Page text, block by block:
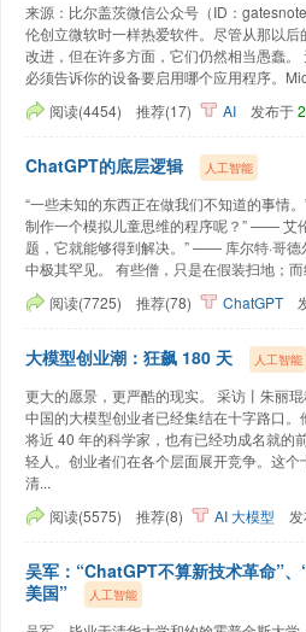
来源：比尔盖茨微信公众号（ID：
伦创立微软时一样热爱软件。尽管从那以
改进，但在许多方面，它们仍然相当愚蠢
必须告诉你的设备要启用哪个应用程序。
阅读(4454)
推荐(17) AI 发布于
ChatGPT的底层逻辑 人工智能
“一些未知的东西正在做我们不知道的事情
制作一个模拟儿童思维的程序呢？” —— 艾
题，它就能够得到解决。” —— 库尔特·哥
中极其罕见。 有些僧，只是在假装扫地；而
阅读(7725)
推荐(78) ChatGPT
大模型创业潮：狂飙 180 天 人工智能
更大的愿景，更严酷的现实。 采访丨朱丽
中国的大模型创业者已经集结在十字路口
将近 40 年的科学家，也有已经功成名就的
轻人。创业者们在各个层面展开竞争。这
清...
阅读(5575)
推荐(8) AI 大模型
吴军：“ChatGPT不算新技术革命”
美国”
人工智能